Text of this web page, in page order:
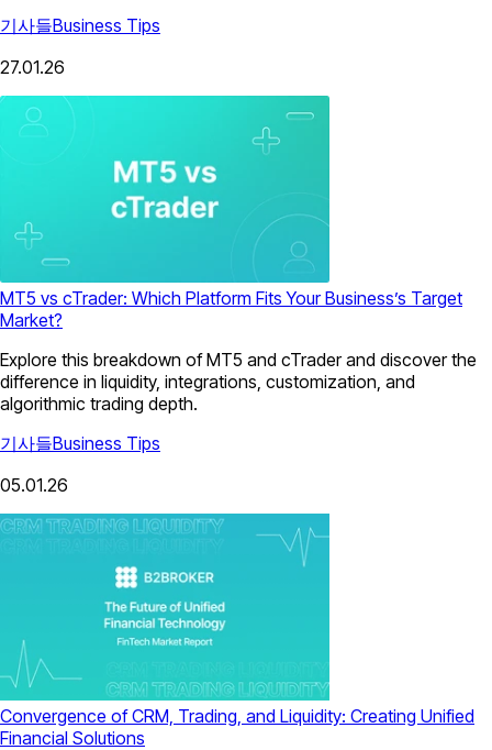
기사들Business Tips
27.01.26
MT5 vs cTrader: Which Platform Fits Your Business’s Target
Market?
Explore this breakdown of MT5 and cTrader and discover the
difference in liquidity, integrations, customization, and
algorithmic trading depth.
기사들Business Tips
05.01.26
Convergence of CRM, Trading, and Liquidity: Creating Unified
Financial Solutions